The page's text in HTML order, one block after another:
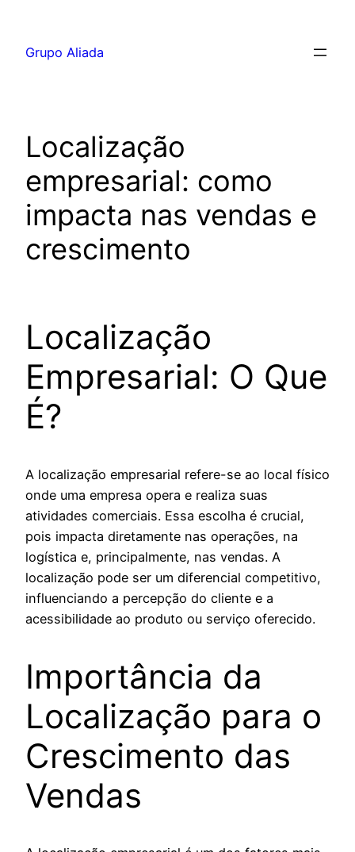
Grupo Aliada
Localização
empresarial: como
impacta nas vendas e
crescimento
Localização
Empresarial: O Que
É?
A localização empresarial refere-se ao local físico
onde uma empresa opera e realiza suas
atividades comerciais. Essa escolha é crucial,
pois impacta diretamente nas operações, na
logística e, principalmente, nas vendas. A
localização pode ser um diferencial competitivo,
influenciando a percepção do cliente e a
acessibilidade ao produto ou serviço oferecido.
Importância da
Localização para o
Crescimento das
Vendas